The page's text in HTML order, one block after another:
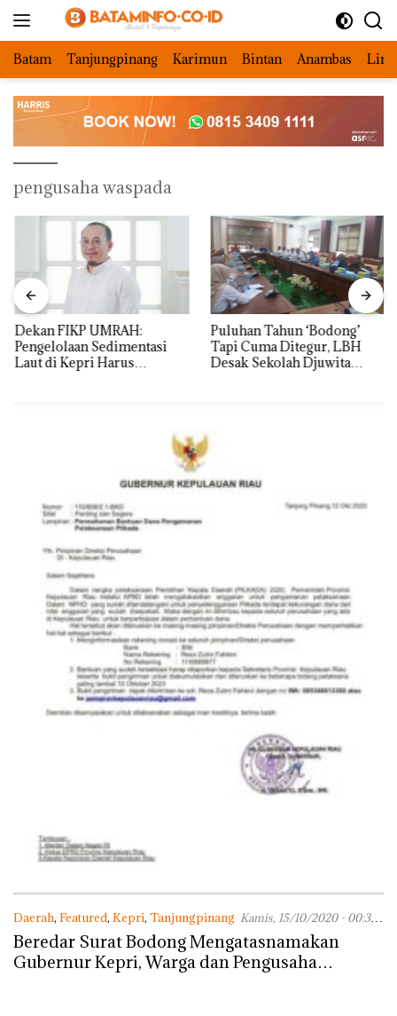
Batam Tanjungpinang Karimun Bintan Anambas
pengusaha waspada
Dekan FIKP UMRAH:
Pengelolaan Sedimentasi
Laut di Kepri Harus
Puluhan Tahun ‘Bodong’
Tapi Cuma Ditegur, LBH
Desak Sekolah Djuwita
Daerah, Featured, Kepri, Tanjungpinang Kamis, 15/10/2020 - 00:35
WIB
Beredar Surat Bodong Mengatasnamakan
Gubernur Kepri, Warga dan Pengusaha